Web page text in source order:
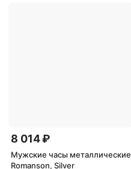
8 014 ₽
Мужские часы металлические
Romanson, Silver